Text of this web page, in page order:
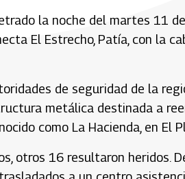
la noche del martes 11
El Estrecho, Patía, con la
de seguridad de la
metálica destinada a
como La Hacienda, en El
otros 16 resultaron heridos.